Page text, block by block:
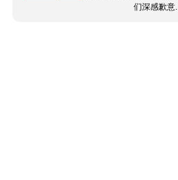
们深感歉意.